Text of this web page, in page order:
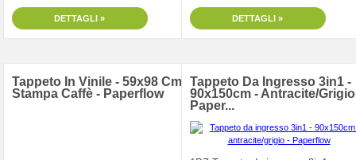
DETTAGLI » DETTAGLI »
Tappeto In Vinile - 59x98 Cm -
Stampa Caffè - Paperflow
Tappeto Da Ingresso 3in1 -
90x150cm - Antracite/
Paper...